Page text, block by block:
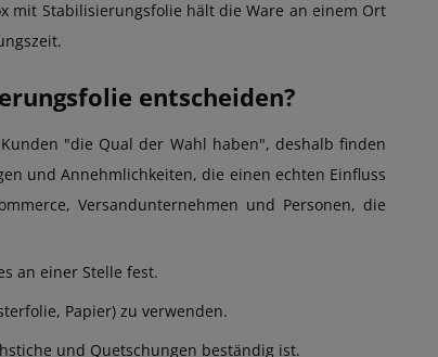
mit Stabilisierungsfolie hält die Ware an einem Ort
entscheiden?
"die Qual der Wahl haben", deshalb finden
und Annehmlichkeiten, die einen echten Einfluss
Versandunternehmen und Personen, die
an einer Stelle fest.
Papier) zu verwenden.
und Quetschungen beständig ist.